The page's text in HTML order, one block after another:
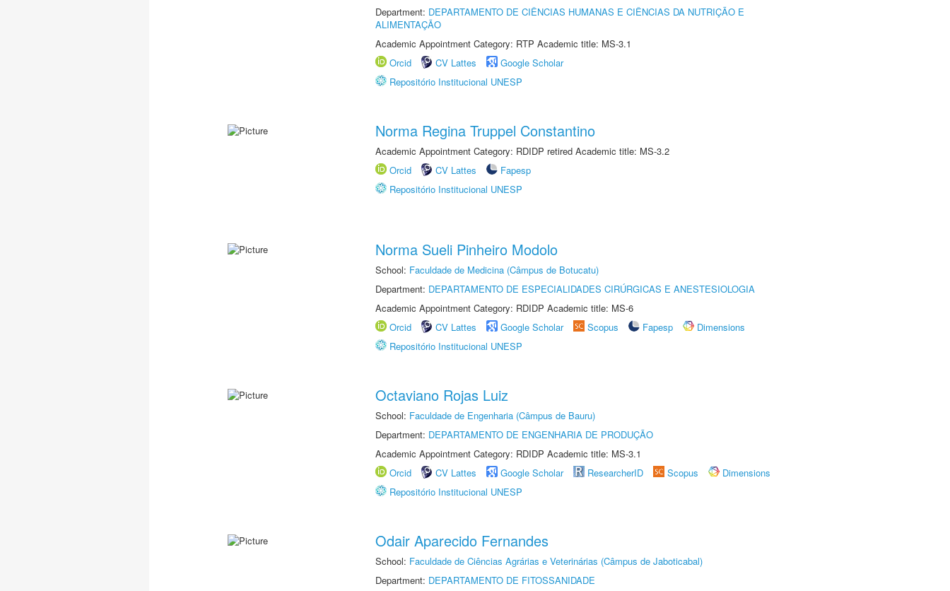
Department: DEPARTAMENTO DE CIÊNCIAS HUMANAS E CIÊNCIAS DA NUTRIÇÃO E
ALIMENTAÇÃO
Academic Appointment Category: RTP Academic title: MS-3.1
Orcid
CV Lattes
Google Scholar
Repositório Institucional UNESP
Norma Regina Truppel Constantino
Academic Appointment Category: RDIDP retired Academic title: MS-3.2
Orcid
CV Lattes
Fapesp
Repositório Institucional UNESP
Norma Sueli Pinheiro Modolo
School: Faculdade de Medicina (Câmpus de Botucatu)
Department: DEPARTAMENTO DE ESPECIALIDADES CIRÚRGICAS E ANESTESIOLOGIA
Academic Appointment Category: RDIDP Academic title: MS-6
Orcid
CV Lattes Google Scholar Scopus Fapesp
Dimensions
Repositório Institucional UNESP
Octaviano Rojas Luiz
School: Faculdade de Engenharia (Câmpus de Bauru)
Department: DEPARTAMENTO DE ENGENHARIA DE PRODUÇÃO
Academic Appointment Category: RDIDP Academic title: MS-3.1
Orcid
CV Lattes Google Scholar ResearcherID Scopus
Dimensions
Repositório Institucional UNESP
Odair Aparecido Fernandes
School: Faculdade de Ciências Agrárias e Veterinárias (Câmpus de Jaboticabal)
Department: DEPARTAMENTO DE FITOSSANIDADE